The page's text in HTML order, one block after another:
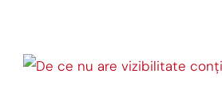
De